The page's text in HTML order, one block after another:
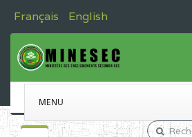
Français English
MENU